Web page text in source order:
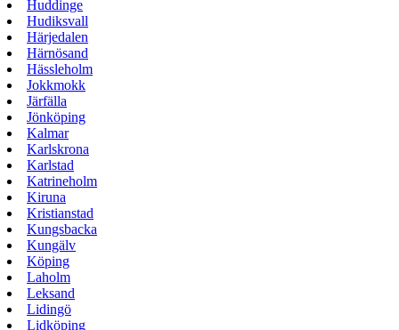
Huddinge
Hudiksvall
Härjedalen
Härnösand
Hässleholm
Jokkmokk
Järfälla
Jönköping
Kalmar
Karlskrona
Karlstad
Katrineholm
Kiruna
Kristianstad
Kungsbacka
Kungälv
Köping
Laholm
Leksand
Lidingö
Lidköping